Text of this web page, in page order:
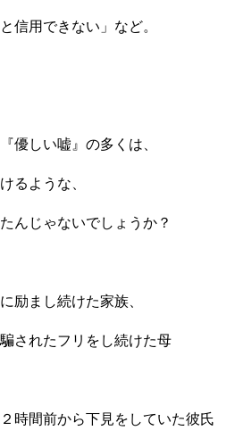
信用できない」など。
優しい嘘』の多くは、
るような、
んじゃないでしょうか？
励まし続けた家族、
されたフリをし続けた母
時間前から下見をしていた彼氏